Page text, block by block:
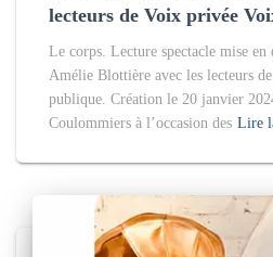
lecteurs de Voix privée
Le corps. Lecture spectacle mise en
Amélie Blottière avec les lecteurs
publique. Création le 20 janvier
Coulommiers à l’occasion des Lire